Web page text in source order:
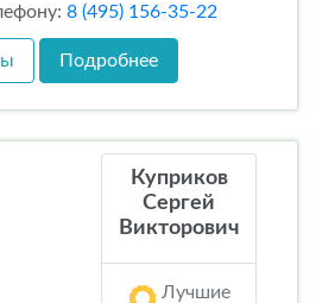
8 (495) 156-35-22
Подробнее
Куприков
Сергей
Викторович
Лучшие